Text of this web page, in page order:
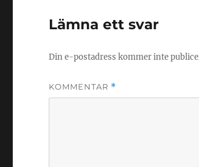
Lämna ett svar
Din e-postadress kommer inte
KOMMENTAR *